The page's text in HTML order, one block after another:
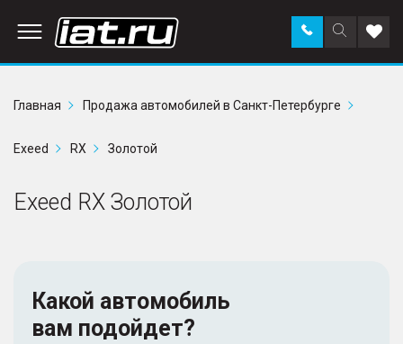
Поиск
по
Заказать
звонок в
Главная
Продажа автомобилей в Санкт-Петербурге
Exeed RX Золотой
Exeed RX Золотой
Какой автомобиль
вам подойдет?